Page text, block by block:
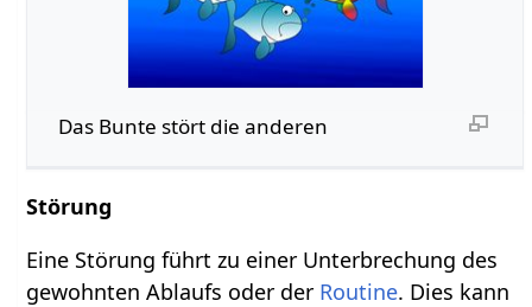
Das Bunte stört die anderen
Störung
Eine Störung führt zu einer Unterbrechung des
gewohnten Ablaufs oder der Routine. Dies kann